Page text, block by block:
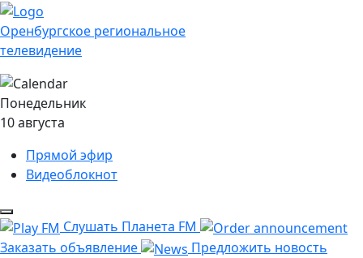
Оренбургское региональное
телевидение
Понедельник
10 августа
Прямой эфир
Видеоблокнот
Слушать Планета FM
Заказать объявление
Предложить новость